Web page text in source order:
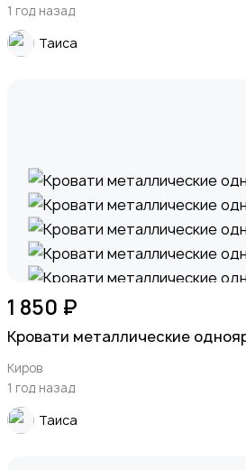
1 год назад
Таиса
1 850 ₽
Кровати металлические
Киров
1 год назад
Таиса